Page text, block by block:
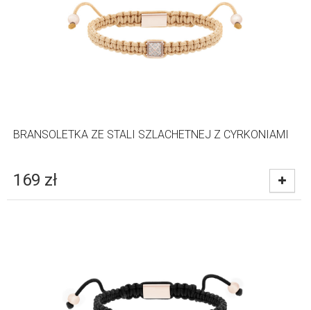
BRANSOLETKA ZE STALI SZLACHETNEJ Z CYRKONIAMI
169 zł